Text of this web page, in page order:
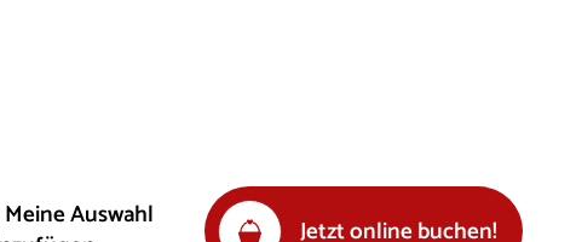
Auswahl
Jetzt online buchen!